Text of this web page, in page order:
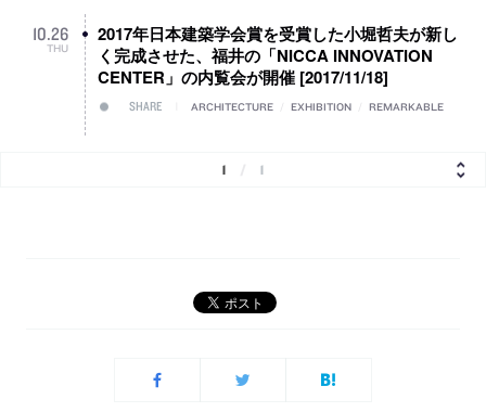
10.26
THU
2017年日本建築学会賞を受賞した小堀哲夫が新し
く完成させた、福井の「NICCA INNOVATION
CENTER」の内覧会が開催 [2017/11/18]
SHARE ARCHITECTURE EXHIBITION REMARKABLE
1 1